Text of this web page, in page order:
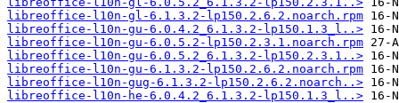
libreoffice-l10n-gl-6.1.3.2-lp150.2.6.2.noarch.rpm
libreoffice-l10n-gu-6.0.4.2_6.1.3.2-lp150.1.3_l..>
libreoffice-l10n-gu-6.0.5.2-lp150.2.3.1.noarch.rpm
libreoffice-l10n-gu-6.0.5.2_6.1.3.2-lp150.2.3.1..>
libreoffice-l10n-gu-6.1.3.2-lp150.2.6.2.noarch.rpm
libreoffice-l10n-gug-6.1.3.2-lp150.2.6.2.noarch..>
libreoffice-l10n-he-6.0.4.2_6.1.3.2-lp150.1.3_l..>